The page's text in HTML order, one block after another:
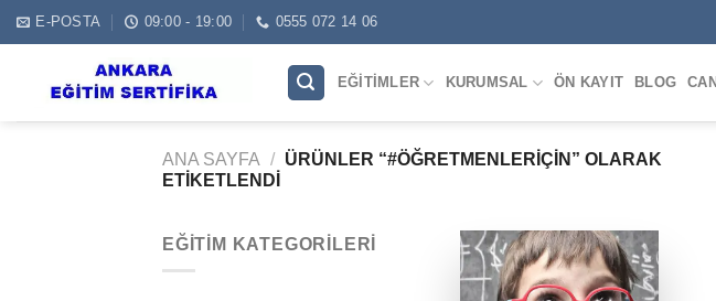
Skip
to
E-POSTA 09:00 - 19:00 0555 072 14 06
EĞITIMLER KURUMSAL ÖN KAYIT BLOG
ANA SAYFA /
ÜRÜNLER “#ÖĞRETMENLERİÇIN” OLARAK
ETIKETLENDI
EĞITIM KATEGORILERI